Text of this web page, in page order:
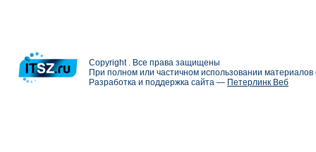
Copyright . Все права защищены
При полном или частичном использовании
Разработка и поддержка сайта — Петерлинк Веб